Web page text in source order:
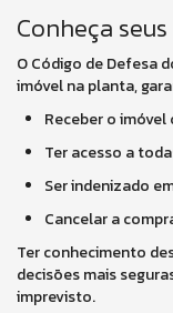
Conheça
O Código de Defesa
imóvel na planta,
Receber o
Ter acesso a
Ser indenizado
Cancelar a
Ter conhecimento
decisões mais
imprevisto.